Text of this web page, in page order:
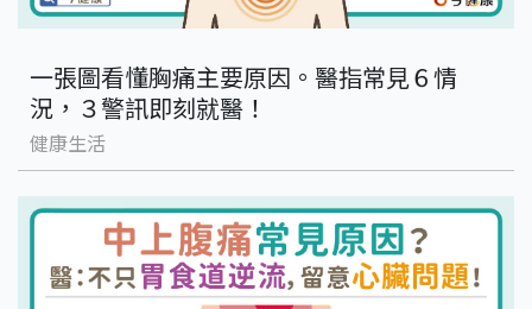
一張圖看懂胸痛主要原因。醫指常見６情
況，３警訊即刻就醫！
健康生活